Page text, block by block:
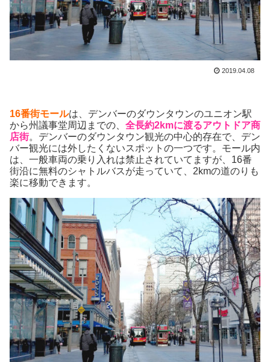
2019.04.08
16番街モールは、デンバーのダウンタウンのユニオン駅
から州議事堂周辺までの、 全長約2kmに渡るアウトドア商
店街。デンバーのダウンタウン観光の中心的存在で、デン
バー観光には外したくないスポットの一つです。モール内
は、一般車両の乗り入れは禁止されていてますが、16番
街沿に無料のシャトルバスが走っていて、2kmの道のりも
楽に移動できます。